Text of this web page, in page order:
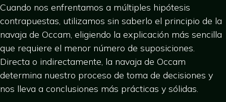
Cuando nos enfrentamos a múltiples hipótesis
contrapuestas, utilizamos sin saberlo el principio de la
navaja de Occam, eligiendo la explicación más sencilla
que requiere el menor número de suposiciones.
Directa o indirectamente, la navaja de Occam
determina nuestro proceso de toma de decisiones y
nos lleva a conclusiones más prácticas y sólidas.